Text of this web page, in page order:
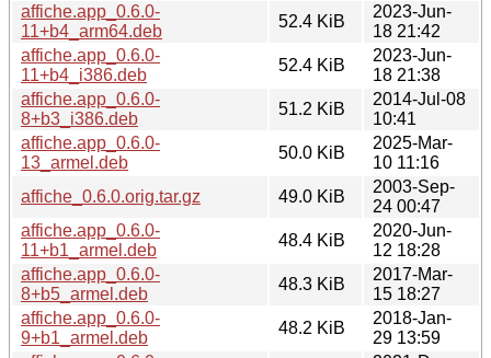
affiche.app_0.6.0-
11+b4_arm64.deb
52.4 KiB
2023-Jun-
18 21:42
affiche.app_0.6.0-
11+b4_i386.deb
52.4 KiB
2023-Jun-
18 21:38
affiche.app_0.6.0-
8+b3_i386.deb
51.2 KiB
2014-Jul-08
10:41
affiche.app_0.6.0-
13_armel.deb
50.0 KiB
2025-Mar-
10 11:16
affiche_0.6.0.orig.tar.gz
49.0 KiB
2003-Sep-
24 00:47
affiche.app_0.6.0-
11+b1_armel.deb
48.4 KiB
2020-Jun-
12 18:28
affiche.app_0.6.0-
8+b5_armel.deb
48.3 KiB
2017-Mar-
15 18:27
affiche.app_0.6.0-
9+b1_armel.deb
48.2 KiB
2018-Jan-
29 13:59